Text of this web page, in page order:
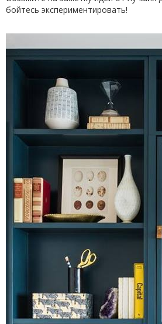
бойтесь экспериментировать!